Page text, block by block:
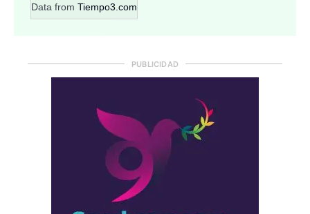
Data from Tiempo3.com
PUBLICIDAD